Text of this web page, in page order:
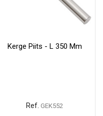
Kerge Piits - L 350 Mm
Ref. GEK552